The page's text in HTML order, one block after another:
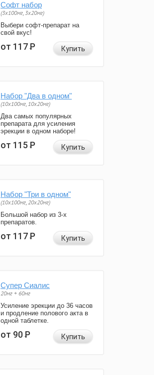
Софт набор
(3x100мг, 3x20мг)
Выбери софт-препарат на
свой вкус!
от 117Р Купить
Набор "Два в одном"
(10x100мг, 10x20мг)
Два самых популярных
препарата для усиления
эрекции в одном наборе!
от 115Р Купить
Набор "Три в одном"
(10x100мг, 20x20мг)
Большой набор из 3-х
препаратов.
от 117Р Купить
Супер Сиалис
20мг + 60мг
Усиление эрекции до 36 часов
и продление полового акта в
одной таблетке.
от 90Р Купить